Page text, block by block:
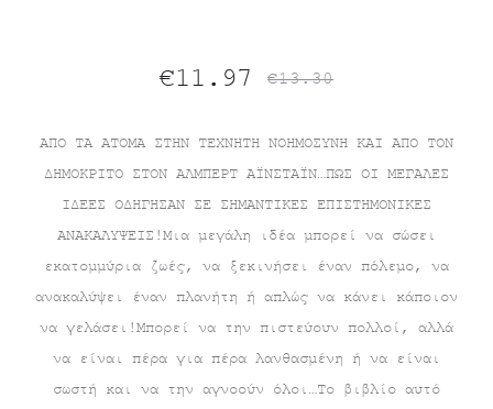
ΑΠΟ ΤΑ ΑΤΟΜΑ ΣΤΗΝ ΤΕΧΝΗΤΗ ΝΟΗΜΟΣΥΝΗ ΚΑΙ ΑΠΟ ΤΟΝ
ΔΗΜΟΚΡΙΤΟ ΣΤΟΝ ΑΛΜΠΕΡΤ ΑΪΝΣΤΑΪΝ…ΠΩΣ ΟΙ ΜΕΓΑΛΕΣ
ΙΔΕΕΣ ΟΔΗΓΗΣΑΝ ΣΕ ΣΗΜΑΝΤΙΚΕΣ ΕΠΙΣΤΗΜΟΝΙΚΕΣ
ΑΝΑΚΑΛΥΨΕΙΣ!Μια μεγάλη ιδέα μπορεί να σώσει
εκατομμύρια ζωές, να ξεκινήσει έναν πόλεμο, να
ανακαλύψει έναν πλανήτη ή απλώς να κάνει κάποιον
να γελάσει!Μπορεί να την πιστεύουν πολλοί, αλλά
να είναι πέρα για πέρα λανθασμένη ή να είναι
σωστή και να την αγνοούν όλοι…Το βιβλίο αυτό
€13.30
Original
was:
€13.30.
€11.97
Η
τιμή
είναι:
€11.97.